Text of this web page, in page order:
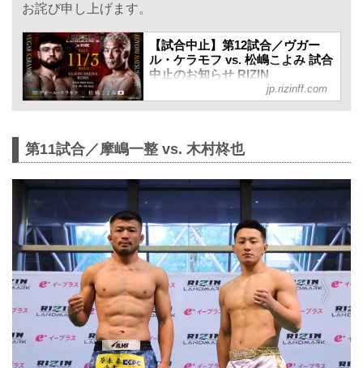
お詫び申し上げます。
【試合中止】第12試合／ヴガー
ル・ケラモフ vs. 松嶋こよみ 試合
中止のお知らせ RIZIN
LANDMARK 12 in KOBE - RIZIN
FIGHTING FEDERATION オフィ
11月3日（月・祝）GLION ARENA
KOBEにて開催されるRIZIN
ヴガール・ケラモフ vs. 松嶋こよみ
は、ケラモフのドクターストップのた
め試合中止となりましたのでお知らせ
いたします。
ケラモフがウィルス性胃腸炎のためド
クターストップ
ヴガール・ケラモフがウィルス性胃腸
炎と診断されドクターストップとなり
ました。よって、ヴガール・ケラモフ
vs. 松嶋こよみの試合は中止となりま
す。
この試合をご期待いただいたファンの
jp.rizinff.com
第11試合／摩嶋一整 vs. 木村柊也